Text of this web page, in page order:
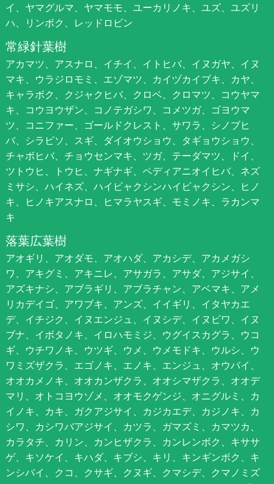
イ、ヤマグルマ、ヤマモモ、ユーカリノキ、ユズ、ユズリ
ハ、リンボク、レッドロビン
常緑針葉樹
アカマツ、アスナロ、イチイ、イトヒバ、イヌガヤ、イヌ
マキ、ウラジロモミ、エゾマツ、カイヅカイブキ、カヤ、
キャラボク、クジャクヒバ、クロベ、クロマツ、コウヤマ
キ、コウヨウザン、コノテガシワ、コメツガ、ゴヨウマ
ツ、コニファー、ゴールドクレスト、サワラ、シノブヒ
バ、シラビソ、スギ、ダイオウショウ、タギョウショウ、
チャボヒバ、チョウセンマキ、ツガ、テーダマツ、ドイ、
ツトウヒ、トウヒ、ナギナギ、ペディアニオイヒバ、ネズ
ミサシ、ハイネズ、ハイビャクシンハイビャクシン、ヒノ
キ、ヒノキアスナロ、ヒマラヤスギ、モミノキ、ラカンマ
キ
落葉広葉樹
アオギリ、アオダモ、アオハダ、アカシデ、アカメガシ
ワ、アキグミ、アキニレ、アサガラ、アサダ、アジサイ、
アズキナシ、アブラギリ、アブラチャン、アベマキ、アメ
リカデイゴ、アワブキ、アンズ、イイギリ、イタヤカエ
デ、イチジク、イヌエンジュ、イヌシデ、イヌビワ、イヌ
ブナ、イボタノキ、イロハモミジ、ウグイスカグラ、ウコ
ギ、ウチワノキ、ウツギ、ウメ、ウメモドキ、ウルシ、ウ
ワミズザクラ、エゴノキ、エノキ、エンジュ、オウバイ、
オオカメノキ、オオカンザクラ、オオシマザクラ、オオデ
マリ、オトコヨウゾメ、オオモクゲンジ、オニグルミ、カ
イノキ、カキ、ガクアジサイ、カジカエデ、カジノキ、カ
シワ、カシワバアジサイ、カツラ、ガマズミ、カマツカ、
カラタチ、カリン、カンヒザクラ、カンレンボク、キササ
ゲ、キソケイ、キハダ、キブシ、キリ、キンギンボク、キ
ンシバイ、クコ、クサギ、クヌギ、クマシデ、クマノミズ